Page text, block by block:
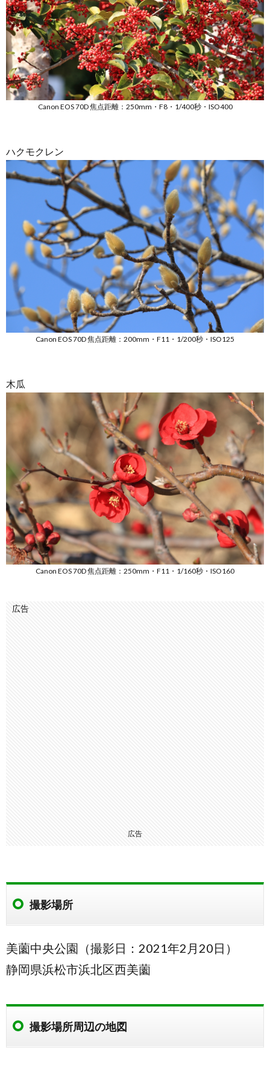
Canon EOS 70D 焦点距離：250mm・F8・1/400秒・ISO400
ハクモクレン
Canon EOS 70D 焦点距離：200mm・F11・1/200秒・ISO125
木瓜
Canon EOS 70D 焦点距離：250mm・F11・1/160秒・ISO160
広告
広告
撮影場所
美薗中央公園（撮影日：2021年2月20日）
静岡県浜松市浜北区西美薗
撮影場所周辺の地図